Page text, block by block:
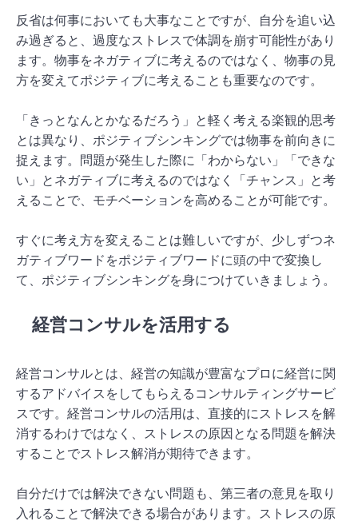
反省は何事においても大事なことですが、自分を追い込
み過ぎると、過度なストレスで体調を崩す可能性があり
ます。物事をネガティブに考えるのではなく、物事の見
方を変えてポジティブに考えることも重要なのです。
「きっとなんとかなるだろう」と軽く考える楽観的思考
とは異なり、ポジティブシンキングでは物事を前向きに
捉えます。問題が発生した際に「わからない」「できな
い」とネガティブに考えるのではなく「チャンス」と考
えることで、モチベーションを高めることが可能です。
すぐに考え方を変えることは難しいですが、少しずつネ
ガティブワードをポジティブワードに頭の中で変換し
て、ポジティブシンキングを身につけていきましょう。
経営コンサルを活用する
経営コンサルとは、経営の知識が豊富なプロに経営に関
するアドバイスをしてもらえるコンサルティングサービ
スです。経営コンサルの活用は、直接的にストレスを解
消するわけではなく、ストレスの原因となる問題を解決
することでストレス解消が期待できます。
自分だけでは解決できない問題も、第三者の意見を取り
入れることで解決できる場合があります。ストレスの原